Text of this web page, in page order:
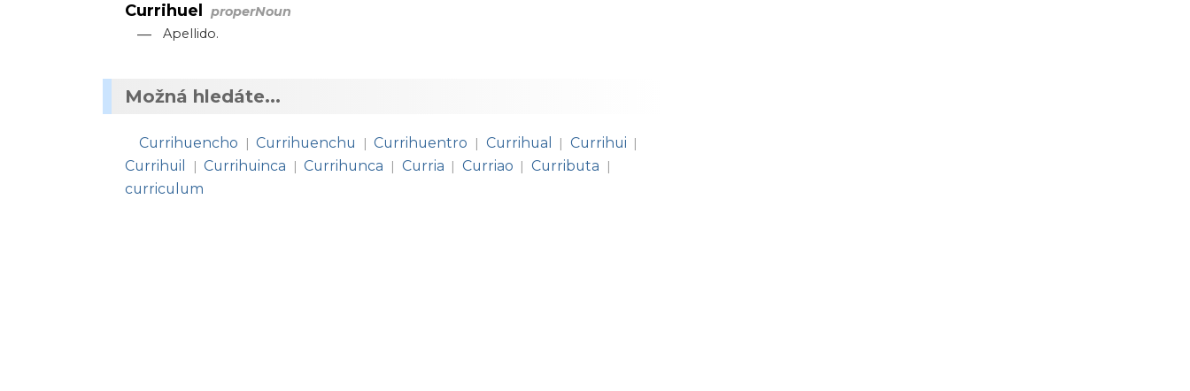
Currihuel properNoun
— Apellido.
Možná hledáte...
Currihuencho | Currihuenchu | Currihuentro | Currihual | Currihui |
Currihuil | Currihuinca | Currihunca | Curria | Curriao | Curributa |
curriculum